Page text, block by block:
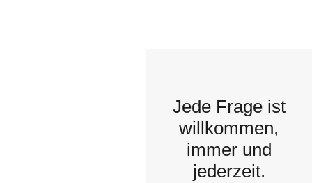
Jede Frage ist
willkommen,
immer und
jederzeit.